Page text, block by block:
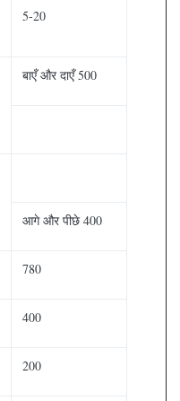
5-20
बाएँ और दाएँ 500
आगे और पीछे 400
780
400
200